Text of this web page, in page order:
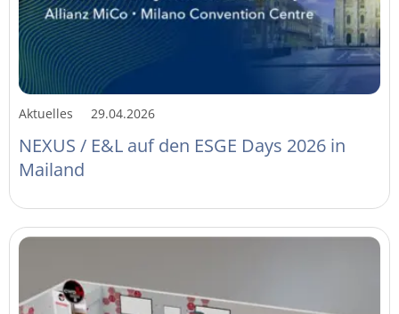
Aktuelles 29.04.2026
NEXUS / E&L auf den ESGE Days 2026 in
Mailand